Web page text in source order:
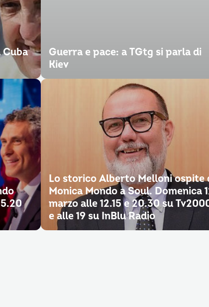
Cuba
Guerra e pace: a TGtg si parla di
Kiev
Lo storico Alberto Melloni ospite
Monica Mondo a Soul. Domenica
marzo alle 12.15 e 20.30 su
e alle 19 su InBlu Radio